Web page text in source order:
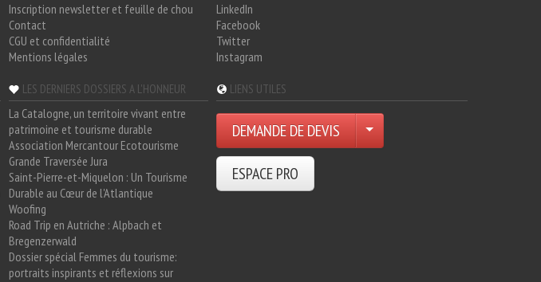
Inscription newsletter et feuille de chou
Contact
CGU et confidentialité
Mentions légales
LinkedIn
Facebook
Twitter
Instagram
LES DERNIERS DOSSIERS A L'HONNEUR
La Catalogne, un territoire vivant entre
patrimoine et tourisme durable
Association Mercantour Ecotourisme
Grande Traversée Jura
Saint-Pierre-et-Miquelon : Un Tourisme
Durable au Cœur de l'Atlantique
Woofing
Road Trip en Autriche : Alpbach et
Bregenzerwald
Dossier spécial Femmes du tourisme:
portraits inspirants et réflexions sur
LIENS UTILES
DEMANDE DE DEVIS
ESPACE PRO